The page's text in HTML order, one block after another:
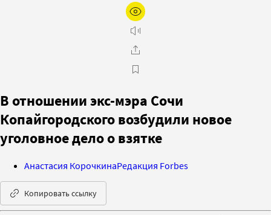
В отношении экс-мэра Сочи
Копайгородского возбудили новое
уголовное дело о взятке
Анастасия КорочкинаРедакция Forbes
Копировать ссылку